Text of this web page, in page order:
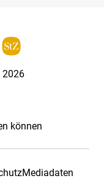
2026
können
Mediadaten